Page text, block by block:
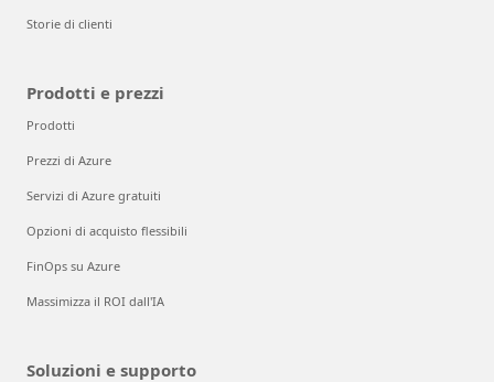
Storie di clienti
Prodotti e prezzi
Prodotti
Prezzi di Azure
Servizi di Azure gratuiti
Opzioni di acquisto flessibili
FinOps su Azure
Massimizza il ROI dall'IA
Soluzioni e supporto